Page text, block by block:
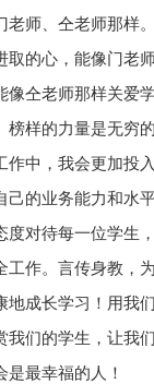
老师、仝老师那样
取的心，能像门老
像仝老师那样关爱
榜样的力量是无穷
作中，我会更加投
己的业务能力和水
度对待每一位学生
工作。言传身教，
地成长学习！用我
我们的学生，让我
是最幸福的人！